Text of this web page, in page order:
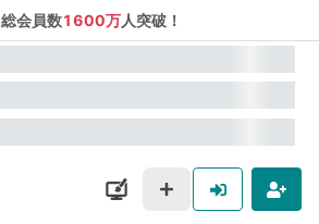
総会員数1600万人突破！